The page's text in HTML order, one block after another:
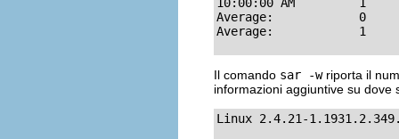
Average:            0
Average:            1
Il comando sar -wriporta il
informazioni aggiuntive su dove
Linux 2.4.21-